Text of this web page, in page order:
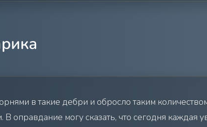
в такие дебри и обросло таким
В оправдание могу сказать, что сегодня